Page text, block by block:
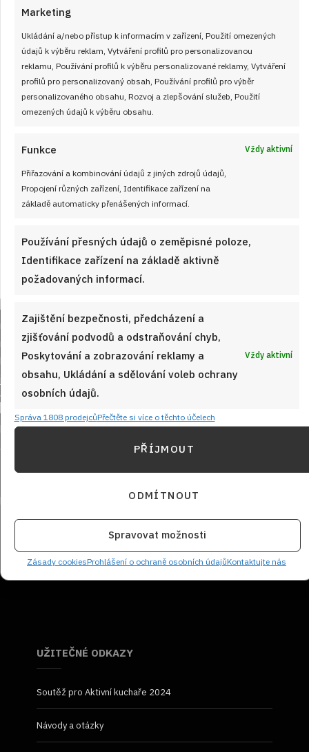
Marketing
Ukládání a/nebo přístup k informacím v zařízení, Použití omezených
údajů k výběru reklam, Vytváření profilů pro personalizovanou
reklamu, Používání profilů k výběru personalizované reklamy, Vytváření
profilů pro personalizovaný obsah, Používání profilů pro výběr
personalizovaného obsahu, Rozvoj a zlepšování služeb, Použití
omezených údajů k výběru obsahu.
Funkce Vždy aktivní
Přiřazování a kombinování údajů z jiných zdrojů údajů,
Propojení různých zařízení, Identifikace zařízení na
základě automaticky přenášených informací.
Používání přesných údajů o zeměpisné poloze,
Identifikace zařízení na základě aktivně
požadovaných informací.
Zajištění bezpečnosti, předcházení a
zjišťování podvodů a odstraňování chyb,
Poskytování a zobrazování reklamy a
obsahu, Ukládání a sdělování voleb ochrany
osobních údajů.
Vždy aktivní
Správa 1808 prodejcůPřečtěte si více o těchto účelech
PŘÍJMOUT
ODMÍTNOUT
Spravovat možnosti
Zásady cookiesProhlášení o ochraně osobních údajůKontaktujte nás
Velký test slunečnicových olejů 2026: 7
výrobků z českých obchodů se značně
liší cenou i kvalitou
NEZMEŠKEJTE ŽÁDNÝ RECEPT!
UŽITEČNÉ ODKAZY
Soutěž pro Aktivní kuchaře 2024
Návody a otázky